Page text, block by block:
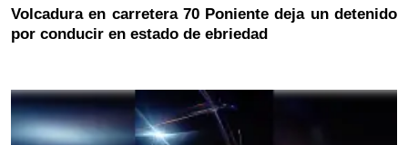
Volcadura en carretera 70 Poniente deja un detenido
por conducir en estado de ebriedad